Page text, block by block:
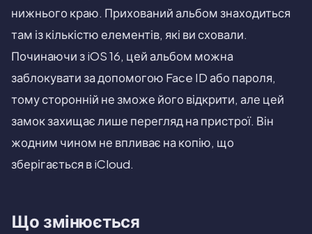
нижнього краю. Прихований альбом знаходиться
там із кількістю елементів, які ви сховали.
Починаючи з iOS 16, цей альбом можна
заблокувати за допомогою Face ID або пароля,
тому сторонній не зможе його відкрити, але цей
замок захищає лише перегляд на пристрої. Він
жодним чином не впливає на копію, що
зберігається в iCloud.
Що змінюється